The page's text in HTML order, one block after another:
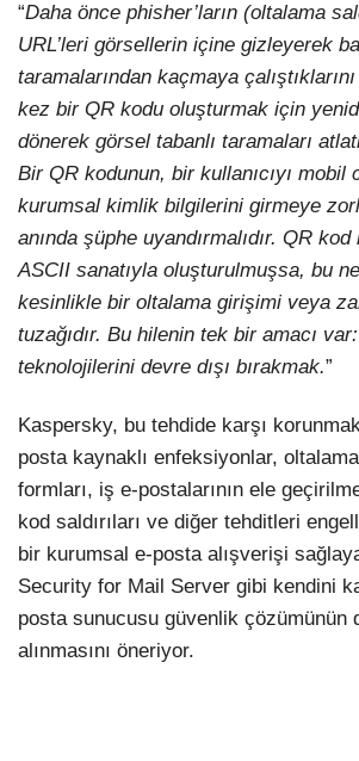
“Daha önce phisher’ların (oltalama
URL’leri görsellerin içine gizleyerek
taramalarından kaçmaya
kez bir QR kodu oluşturmak için
dönerek görsel tabanlı taramaları
Bir QR kodunun, bir kullanıcıyı mobil
kurumsal kimlik bilgilerini girmeye
anında şüphe uyandırmalıdır. QR
ASCII sanatıyla oluşturulmuşsa, bu
kesinlikle bir oltalama girişimi veya
tuzağıdır. Bu hilenin tek bir amacı
teknolojilerini devre dışı bırakmak.”
Kaspersky, bu tehdide karşı
posta kaynaklı enfeksiyonlar, oltalama
formları, iş e-postalarının ele
kod saldırıları ve diğer tehditleri
bir kurumsal e-posta alışverişi
Security for Mail Server gibi kendini
posta sunucusu güvenlik çözümünün
alınmasını öneriyor.